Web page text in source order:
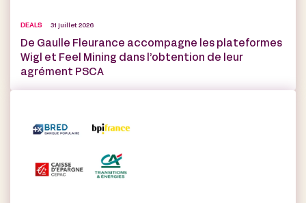
DEALS 31 juillet 2026
De Gaulle Fleurance accompagne les plateformes
Wigl et Feel Mining dans l’obtention de leur
agrément PSCA